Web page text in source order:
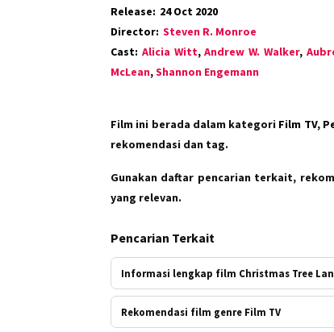
Release: 24 Oct 2020
Director: Steven R. Monroe
Cast: Alicia Witt,Andrew W. Walker,
McLean,Shannon Engemann
Film ini berada dalam kategori Film TV,
rekomendasi dan tag.
Gunakan daftar pencarian terkait,
yang relevan.
Pencarian Terkait
Informasi lengkap film Christmas Tree
Rekomendasi film genre Film TV